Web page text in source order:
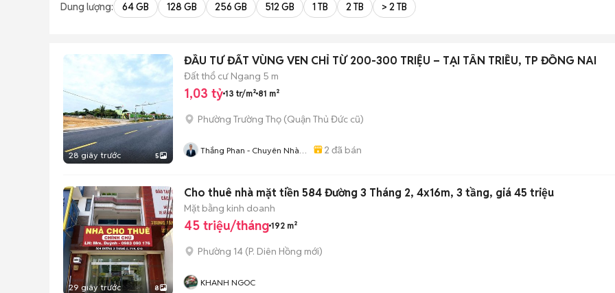
Dung lượng: 64 GB 128 GB 256 GB 512 GB 1 TB 2 TB > 2 TB
28 giây trước 5
ĐẦU TƯ ĐẤT VÙNG VEN CHỈ TỪ 200-300 TRIỆU – TẠI TÂN TRIỀU, TP ĐỒNG NAI
Đất thổ cư Ngang 5 m
1,03 tỷ 13 tr/m² 81 m²
Phường Trường Thọ (Quận Thủ Đức cũ)
Thắng Phan - Chuyên Nhà
2 đã bán
29 giây trước 8
Cho thuê nhà mặt tiền 584 Đường 3 Tháng 2, 4x16m, 3 tầng, giá 45 triệu
Mặt bằng kinh doanh
45 triệu/tháng 192 m²
Phường 14 (P. Diên Hồng mới)
KHANH NGOC